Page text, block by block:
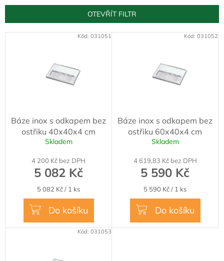
r
o
OTEVŘÍT FILTR
Báze inox s odkapem bez
ostřiku 40x40x4 cm
Skladem
4 200 Kč bez DPH
5 082 Kč
Měrná
cena:
5 082 Kč / 1 ks
Do košíku
Kód: 031051
Báze inox s odkapem bez
ostřiku 60x40x4 cm
Skladem
4 619,83 Kč bez DPH
5 590 Kč
Měrná
cena:
5 590 Kč / 1 ks
Do košíku
Kód: 031052
Kód: 031053